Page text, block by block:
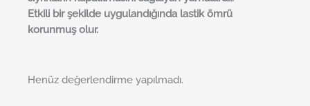
Etkili bir şekilde uygulandığında lastik ömrü
korunmuş olur.
Henüz değerlendirme yapılmadı.